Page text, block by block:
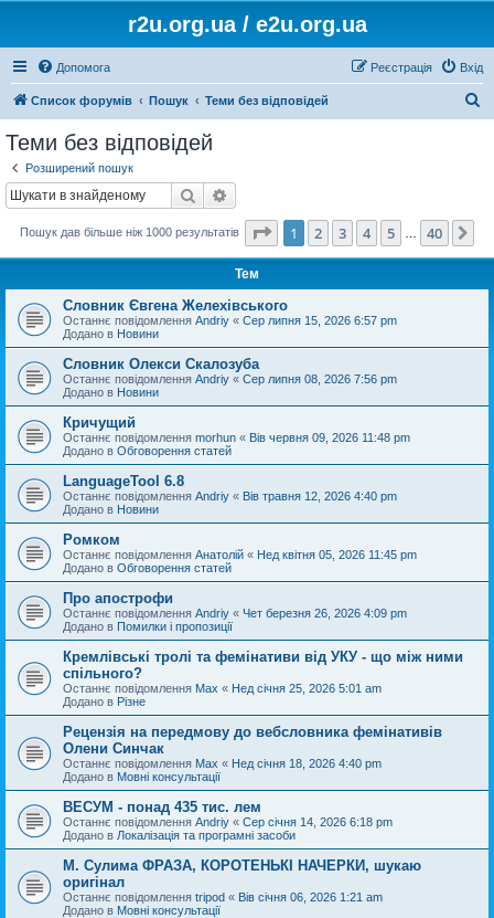
r2u.org.ua / e2u.org.ua
Допомога Вхід
Реєстрація
Список форумів Пошук Теми без відповідей
Теми без відповідей
Розширений пошук
Пошук
Пошук дав більше ніж 1000 результатів Сторінка 1 40
1 2 3 4 5 40
Тем
Словник Євгена Желехівського
Останнє повідомлення Andriy « Сер липня 15, 2026 6:57 pm
Додано в Новини
Словник Олекси Скалозуба
Останнє повідомлення Andriy « Сер липня 08, 2026 7:56 pm
Додано в Новини
Кричущий
Останнє повідомлення morhun « Вів червня 09, 2026 11:48 pm
Додано в Обговорення статей
LanguageTool 6.8
Останнє повідомлення Andriy « Вів травня 12, 2026 4:40 pm
Додано в Новини
Ромком
Останнє повідомлення Анатолій « Нед квітня 05, 2026 11:45 pm
Додано в Обговорення статей
Про апострофи
Останнє повідомлення Andriy « Чет березня 26, 2026 4:09 pm
Додано в Помилки і пропозиції
Кремлівські тролі та фемінативи від УКУ - що між ними
спільного?
Останнє повідомлення Max « Нед січня 25, 2026 5:01 am
Додано в Різне
Рецензія на передмову до вебсловника фемінативів
Олени Синчак
Останнє повідомлення Max « Нед січня 18, 2026 4:40 pm
Додано в Мовні консультації
ВЕСУМ - понад 435 тис. лем
Останнє повідомлення Andriy « Сер січня 14, 2026 6:18 pm
Додано в Локалізація та програмні засоби
М. Сулима ФРАЗА, КОРОТЕНЬКІ НАЧЕРКИ, шукаю
оригінал
Останнє повідомлення tripod « Вів січня 06, 2026 1:21 am
Додано в Мовні консультації